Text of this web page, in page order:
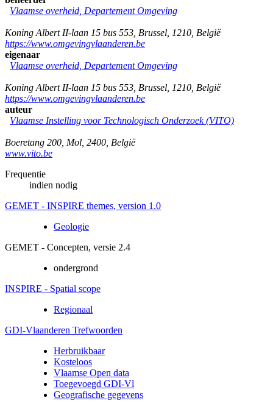
Vlaamse overheid, Departement Omgeving
Koning Albert II-laan 15 bus 553 Brussel 1210 België
https://www.omgevingvlaanderen.be
eigenaar
Vlaamse overheid, Departement Omgeving
Koning Albert II-laan 15 bus 553 Brussel 1210 België
https://www.omgevingvlaanderen.be
auteur
Vlaamse Instelling voor Technologisch Onderzoek (VITO)
Boeretang 200 Mol 2400 België
www.vito.be
Frequentie
indien nodig
GEMET - INSPIRE themes, version 1.0
Geologie
GEMET - Concepten, versie 2.4
ondergrond
INSPIRE - Spatial scope
Regionaal
GDI-Vlaanderen Trefwoorden
Herbruikbaar
Kosteloos
Vlaamse Open data
Toegevoegd GDI-Vl
Geografische gegevens